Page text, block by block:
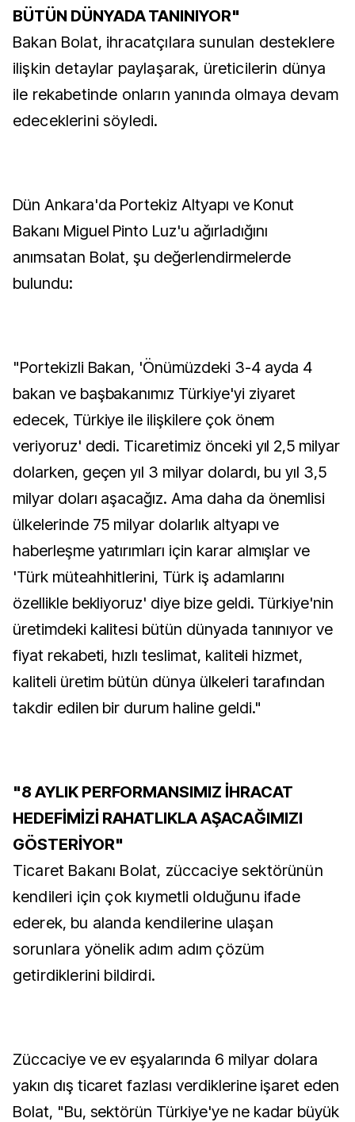
BÜTÜN DÜNYADA TANINIYOR"
Bakan Bolat, ihracatçılara sunulan desteklere
ilişkin detaylar paylaşarak, üreticilerin dünya
ile rekabetinde onların yanında olmaya devam
edeceklerini söyledi.
Dün Ankara'da Portekiz Altyapı ve Konut
Bakanı Miguel Pinto Luz'u ağırladığını
anımsatan Bolat, şu değerlendirmelerde
bulundu:
"Portekizli Bakan, 'Önümüzdeki 3-4 ayda 4
bakan ve başbakanımız Türkiye'yi ziyaret
edecek, Türkiye ile ilişkilere çok önem
veriyoruz' dedi. Ticaretimiz önceki yıl 2,5 milyar
dolarken, geçen yıl 3 milyar dolardı, bu yıl 3,5
milyar doları aşacağız. Ama daha da önemlisi
ülkelerinde 75 milyar dolarlık altyapı ve
haberleşme yatırımları için karar almışlar ve
'Türk müteahhitlerini, Türk iş adamlarını
özellikle bekliyoruz' diye bize geldi. Türkiye'nin
üretimdeki kalitesi bütün dünyada tanınıyor ve
fiyat rekabeti, hızlı teslimat, kaliteli hizmet,
kaliteli üretim bütün dünya ülkeleri tarafından
takdir edilen bir durum haline geldi."
"8 AYLIK PERFORMANSIMIZ İHRACAT
HEDEFİMİZİ RAHATLIKLA AŞACAĞIMIZI
GÖSTERİYOR"
Ticaret Bakanı Bolat, züccaciye sektörünün
kendileri için çok kıymetli olduğunu ifade
ederek, bu alanda kendilerine ulaşan
sorunlara yönelik adım adım çözüm
getirdiklerini bildirdi.
Züccaciye ve ev eşyalarında 6 milyar dolara
yakın dış ticaret fazlası verdiklerine işaret eden
Bolat, "Bu, sektörün Türkiye'ye ne kadar büyük